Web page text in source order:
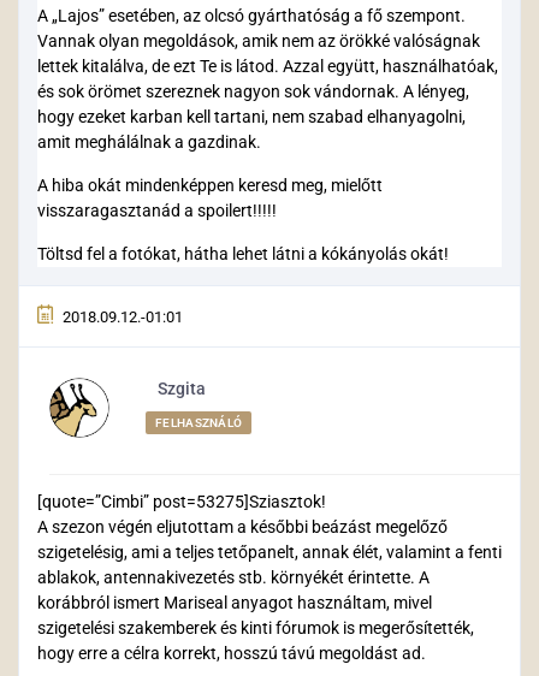
A „Lajos” esetében, az olcsó gyárthatóság a fő szempont.
Vannak olyan megoldások, amik nem az örökké valóságnak
lettek kitalálva, de ezt Te is látod. Azzal együtt, használhatóak,
és sok örömet szereznek nagyon sok vándornak. A lényeg,
hogy ezeket karban kell tartani, nem szabad elhanyagolni,
amit meghálálnak a gazdinak.
A hiba okát mindenképpen keresd meg, mielőtt
visszaragasztanád a spoilert!!!!!
Töltsd fel a fotókat, hátha lehet látni a kókányolás okát!
2018.09.12.-01:01
Szgita
FELHASZNÁLÓ
[quote=”Cimbi” post=53275]Sziasztok!
A szezon végén eljutottam a későbbi beázást megelőző
szigetelésig, ami a teljes tetőpanelt, annak élét, valamint a fenti
ablakok, antennakivezetés stb. környékét érintette. A
korábbról ismert Mariseal anyagot használtam, mivel
szigetelési szakemberek és kinti fórumok is megerősítették,
hogy erre a célra korrekt, hosszú távú megoldást ad.